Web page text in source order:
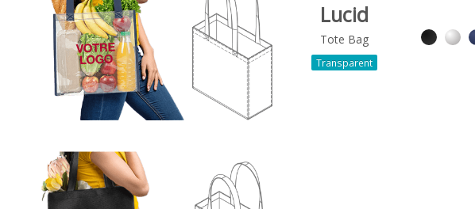
Lucid
Tote Bag
Transparent